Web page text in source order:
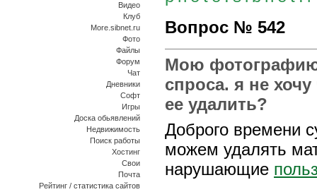
Видео
Клуб
More.sibnet.ru
Фото
Файлы
Форум
Чат
Дневники
Софт
Игры
Доска обьявлений
Недвижимость
Поиск работы
Хостинг
Свои
Почта
Рейтинг / статистика сайтов
Вопрос № 542
Мою фотографию
спроса. я не
ее удалить?
Доброго времени
можем удалять
нарушающие